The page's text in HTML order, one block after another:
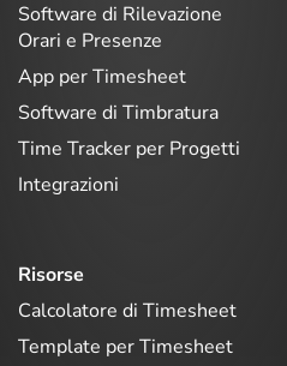
Software di Rilevazione
Orari e Presenze
App per Timesheet
Software di Timbratura
Time Tracker per Progetti
Integrazioni
Risorse
Calcolatore di Timesheet
Template per Timesheet